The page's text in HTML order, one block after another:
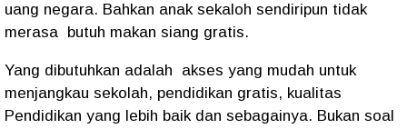
uang negara. Bahkan anak sekaloh sendiripun tidak
merasa butuh makan siang gratis.
Yang dibutuhkan adalah
akses yang mudah untuk
menjangkau sekolah, pendidikan gratis, kualitas
Pendidikan yang lebih baik dan sebagainya. Bukan soal